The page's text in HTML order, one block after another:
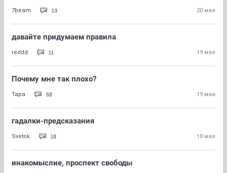
7beam 13 20 мая
давайте придумаем правила
reddd 11 19 мая
Почему мне так плохо?
Тара 58 19 мая
гадалки-предсказания
Svetok 18 18 мая
инакомыслие, проспект свободы